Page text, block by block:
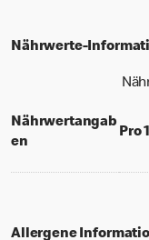
Nährwerte-
Nährwertangab
en
Pro
Allergene